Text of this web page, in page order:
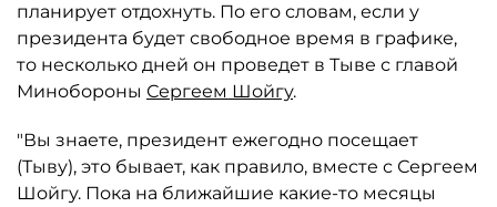
планирует отдохнуть. По его словам, если у
президента будет свободное время в графике,
то несколько дней он проведет в Тыве с главой
Минобороны Сергеем Шойгу.
"Вы знаете, президент ежегодно посещает
(Тыву), это бывает, как правило, вместе с Сергеем
Шойгу. Пока на ближайшие какие-то месяцы